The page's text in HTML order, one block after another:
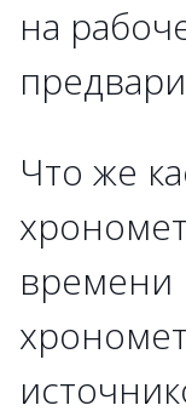
на
Что же
времени